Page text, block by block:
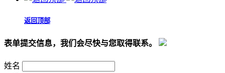
返回顶部
表单提交信息，我们会尽快与您取得联系。
姓名